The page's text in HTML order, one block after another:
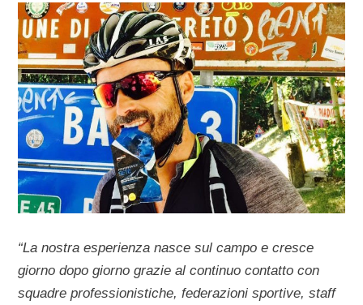
“La nostra esperienza nasce sul campo e cresce
giorno dopo giorno grazie al continuo contatto con
squadre professionistiche, federazioni sportive, staff